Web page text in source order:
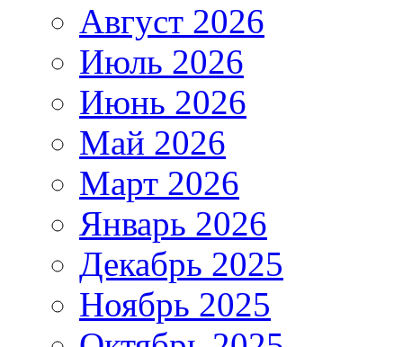
Август 2026
Июль 2026
Июнь 2026
Май 2026
Март 2026
Январь 2026
Декабрь 2025
Ноябрь 2025